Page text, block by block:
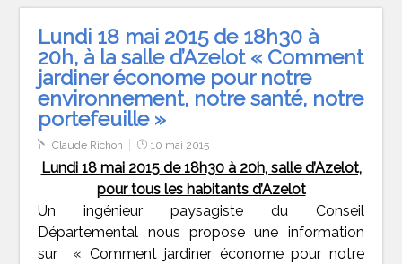
Lundi 18 mai 2015 de 18h30 à
20h, à la salle d’Azelot « Comment
jardiner économe pour notre
environnement, notre santé, notre
portefeuille »
Claude Richon 10 mai 2015
Lundi 18 mai 2015de 18h30 à 20h, salle d’Azelot,
pour tous les habitants d’Azelot
Un ingénieur paysagiste du Conseil
Départemental nous propose une information
sur « Comment jardiner économe pour notre